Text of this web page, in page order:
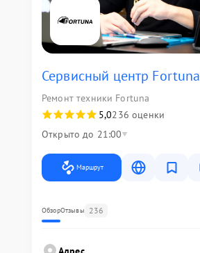
Сервисный центр Fortuna
Ремонт техники Fortuna
5,0236 оценки
Открыто до 21:00
Маршрут
ОбзорОтзывы 236